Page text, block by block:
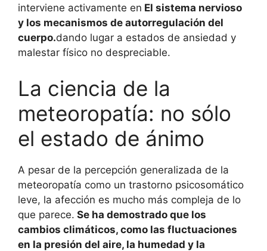
interviene activamente en El sistema nervioso
y los mecanismos de autorregulación del
cuerpo.dando lugar a estados de ansiedad y
malestar físico no despreciable.
La ciencia de la
meteoropatía: no sólo
el estado de ánimo
A pesar de la percepción generalizada de la
meteoropatía como un trastorno psicosomático
leve, la afección es mucho más compleja de lo
que parece. Se ha demostrado que los
cambios climáticos, como las fluctuaciones
en la presión del aire, la humedad y la